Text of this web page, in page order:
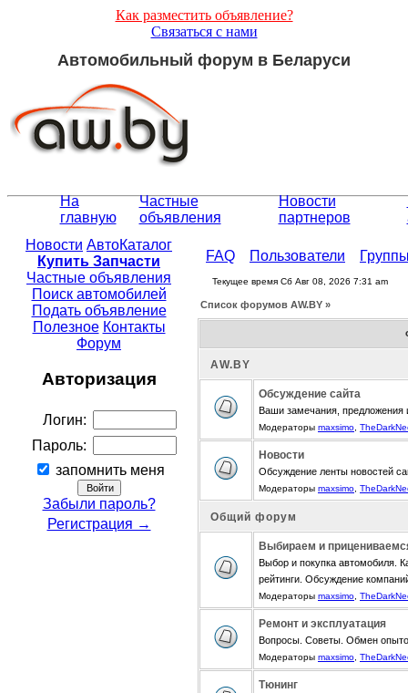
Как разместить объявление?
Связаться с нами
Автомобильный форум в Беларуси
На
главную
Частные
объявления
Новости
партнеров
Новости АвтоКаталог
Купить Запчасти
Частные объявления
Поиск автомобилей
Подать объявление
Полезное Контакты
Форум
Авторизация
Логин:
Пароль:
запомнить меня
Забыли пароль?
Регистрация →
FAQ Пользователи
Текущее время Сб Авг 08, 2026 7:31 am
Список форумов АW.BY »
АW.BY
Обсуждение сайта
Ваши замечания, предложения
Модераторы maxsimo
Новости
Обсуждение ленты новостей
Модераторы maxsimo
Общий форум
Выбираем и
Выбор и покупка автомобиля.
рейтинги. Обсуждение
Модераторы maxsimo
Ремонт и эксплуатация
Вопросы. Советы. Обмен
Модераторы maxsimo
Тюнинг